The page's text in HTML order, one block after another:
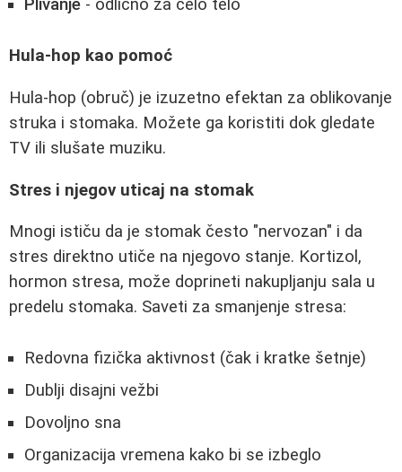
Plivanje - odlično za celo telo
Hula-hop kao pomoć
Hula-hop (obruč) je izuzetno efektan za oblikovanje
struka i stomaka. Možete ga koristiti dok gledate
TV ili slušate muziku.
Stres i njegov uticaj na stomak
Mnogi ističu da je stomak često "nervozan" i da
stres direktno utiče na njegovo stanje. Kortizol,
hormon stresa, može doprineti nakupljanju sala u
predelu stomaka. Saveti za smanjenje stresa:
Redovna fizička aktivnost (čak i kratke šetnje)
Dublji disajni vežbi
Dovoljno sna
Organizacija vremena kako bi se izbeglo